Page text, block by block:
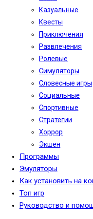
Казуальные
Квесты
Приключения
Развлечения
Ролевые
Симуляторы
Словесные игры
Социальные
Спортивные
Стратегии
Хоррор
Экшен
Программы
Эмуляторы
Как установить на
Топ игр
Руководство и